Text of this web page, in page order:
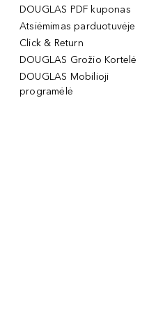
DOUGLAS PDF kuponas
Atsiėmimas parduotuvėje
Click & Return
DOUGLAS Grožio Kortelė
DOUGLAS Mobilioji
programėlė